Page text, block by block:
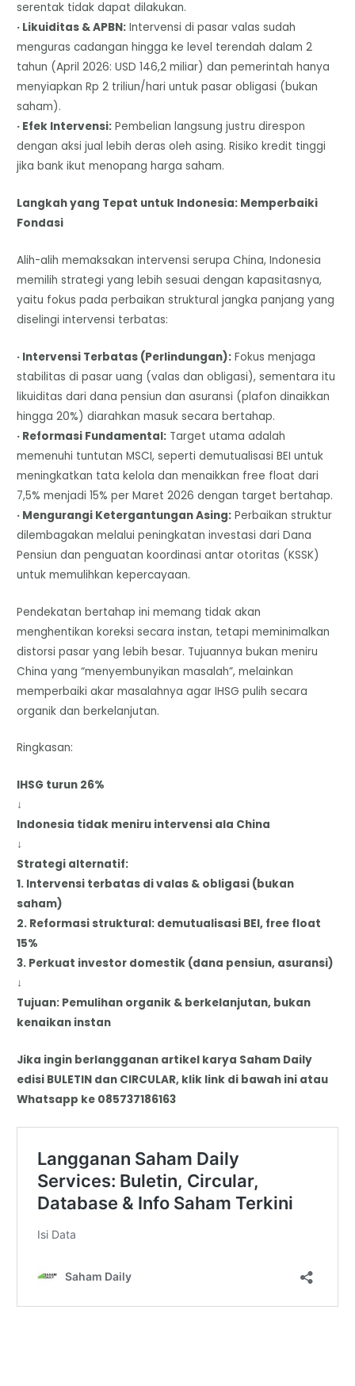
serentak tidak dapat dilakukan.
· Likuiditas & APBN: Intervensi di pasar valas sudah
menguras cadangan hingga ke level terendah dalam 2
tahun (April 2026: USD 146,2 miliar) dan pemerintah hanya
menyiapkan Rp 2 triliun/hari untuk pasar obligasi (bukan
saham).
· Efek Intervensi: Pembelian langsung justru direspon
dengan aksi jual lebih deras oleh asing. Risiko kredit tinggi
jika bank ikut menopang harga saham.
Langkah yang Tepat untuk Indonesia: Memperbaiki
Fondasi
Alih-alih memaksakan intervensi serupa China, Indonesia
memilih strategi yang lebih sesuai dengan kapasitasnya,
yaitu fokus pada perbaikan struktural jangka panjang yang
diselingi intervensi terbatas:
· Intervensi Terbatas (Perlindungan): Fokus menjaga
stabilitas di pasar uang (valas dan obligasi), sementara itu
likuiditas dari dana pensiun dan asuransi (plafon dinaikkan
hingga 20%) diarahkan masuk secara bertahap.
· Reformasi Fundamental: Target utama adalah
memenuhi tuntutan MSCI, seperti demutualisasi BEI untuk
meningkatkan tata kelola dan menaikkan free float dari
7,5% menjadi 15% per Maret 2026 dengan target bertahap.
· Mengurangi Ketergantungan Asing: Perbaikan struktur
dilembagakan melalui peningkatan investasi dari Dana
Pensiun dan penguatan koordinasi antar otoritas (KSSK)
untuk memulihkan kepercayaan.
Pendekatan bertahap ini memang tidak akan
menghentikan koreksi secara instan, tetapi meminimalkan
distorsi pasar yang lebih besar. Tujuannya bukan meniru
China yang “menyembunyikan masalah”, melainkan
memperbaiki akar masalahnya agar IHSG pulih secara
organik dan berkelanjutan.
Ringkasan:
IHSG turun 26%
↓
Indonesia tidak meniru intervensi ala China
↓
Strategi alternatif:
1. Intervensi terbatas di valas & obligasi (bukan
saham)
2. Reformasi struktural: demutualisasi BEI, free float
15%
3. Perkuat investor domestik (dana pensiun, asuransi)
↓
Tujuan: Pemulihan organik & berkelanjutan, bukan
kenaikan instan
Jika ingin berlangganan artikel karya Saham Daily
edisi BULETIN dan CIRCULAR, klik link di bawah ini atau
Whatsapp ke 085737186163